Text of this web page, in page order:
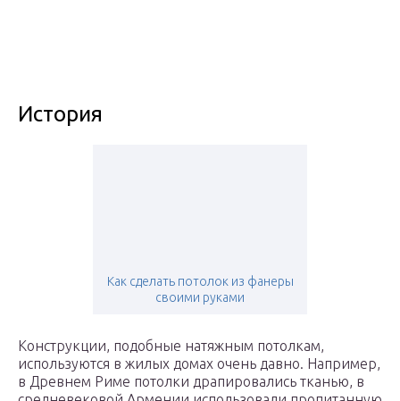
История
Как сделать потолок из фанеры
своими руками
Конструкции, подобные натяжным потолкам,
используются в жилых домах очень давно. Например,
в Древнем Риме потолки драпировались тканью, в